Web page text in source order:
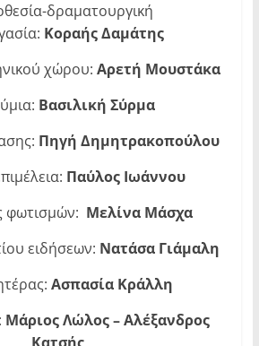
δραματουργική
Κοραής Δαμάτης
χώρου: Αρετή Μουστάκα
Βασιλική Σύρμα
Πηγή Δημητρακοπούλου
Παύλος Ιωάννου
φωτισμών: Μελίνα Μάσχα
ειδήσεων: Νατάσα Γιάμαλη
Ασπασία Κράλλη
Μάριος Λώλος – Αλέξανδρος